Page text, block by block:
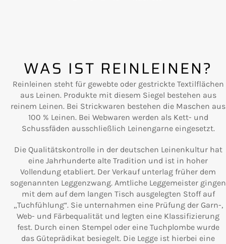
WAS IST REINLEINEN?
Reinleinen steht für gewebte oder gestrickte Textilflächen
aus Leinen. Produkte mit diesem Siegel bestehen aus
reinem Leinen. Bei Strickwaren bestehen die Maschen aus
100 % Leinen. Bei Webwaren werden als Kett- und
Schussfäden ausschließlich Leinengarne eingesetzt.
Die Qualitätskontrolle in der deutschen Leinenkultur hat
eine Jahrhunderte alte Tradition und ist in hoher
Vollendung etabliert. Der Verkauf unterlag früher dem
sogenannten Leggenzwang. Amtliche Leggemeister gingen
mit dem auf dem langen Tisch ausgelegten Stoff auf
„Tuchfühlung“. Sie unternahmen eine Prüfung der Garn-,
Web- und Färbequalität und legten eine Klassifizierung
fest. Durch einen Stempel oder eine Tuchplombe wurde
das Güteprädikat besiegelt. Die Legge ist hierbei eine